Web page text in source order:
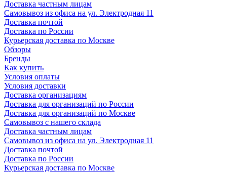
Доставка частным лицам
Самовывоз из офиса на ул. Электродная 11
Доставка почтой
Доставка по России
Курьерская доставка по Москве
Обзоры
Бренды
Как купить
Условия оплаты
Условия доставки
Доставка организациям
Доставка для организаций по России
Доставка для организаций по Москве
Самовывоз с нашего склада
Доставка частным лицам
Самовывоз из офиса на ул. Электродная 11
Доставка почтой
Доставка по России
Курьерская доставка по Москве